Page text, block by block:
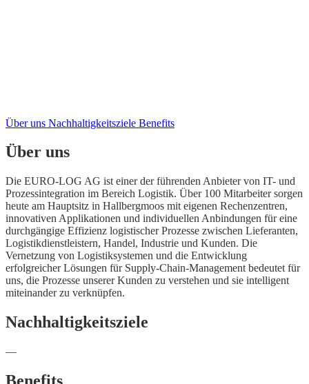
Über uns Nachhaltigkeitsziele Benefits
Über uns
Die EURO-LOG AG ist einer der führenden Anbieter von IT- und
Prozessintegration im Bereich Logistik. Über 100 Mitarbeiter sorgen
heute am Hauptsitz in Hallbergmoos mit eigenen Rechenzentren,
innovativen Applikationen und individuellen Anbindungen für eine
durchgängige Effizienz logistischer Prozesse zwischen Lieferanten,
Logistikdienstleistern, Handel, Industrie und Kunden. Die
Vernetzung von Logistiksystemen und die Entwicklung
erfolgreicher Lösungen für Supply-Chain-Management bedeutet für
uns, die Prozesse unserer Kunden zu verstehen und sie intelligent
miteinander zu verknüpfen.
Nachhaltigkeitsziele
—